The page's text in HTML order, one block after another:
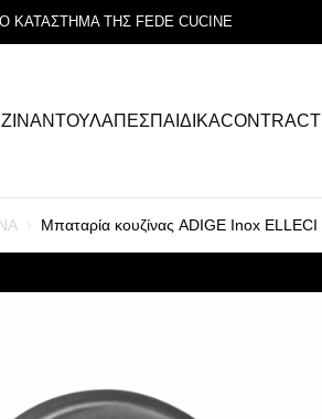
ΤΗΣ FEDE CUCINE
ΝΤΟΥΛΑΠΕΣΠΑΙΔΙΚΑCONTRACT
Μπαταρία κουζίνας ADIGE Inox ELLECI